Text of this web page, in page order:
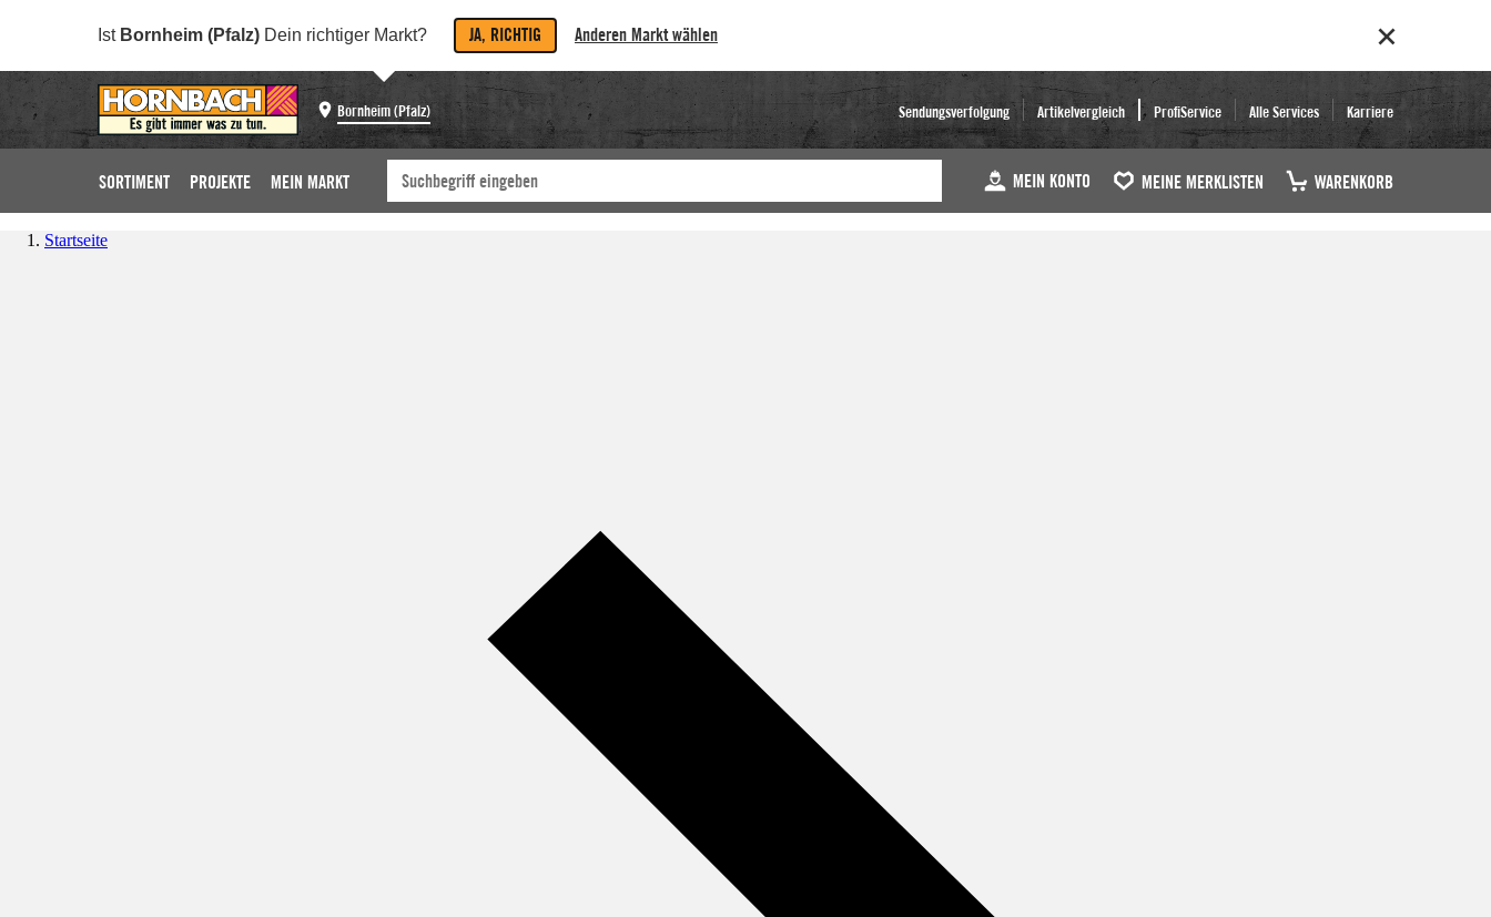
Ist Bornheim (Pfalz) Dein richtiger Markt? JA, RICHTIG Anderen Markt wählen
Bornheim (Pfalz) Sendungsverfolgung Artikelvergleich ProfiService Alle Services Karriere
SORTIMENT PROJEKTE MEIN MARKT MEIN KONTO MEINE MERKLISTEN WARENKORB
Startseite